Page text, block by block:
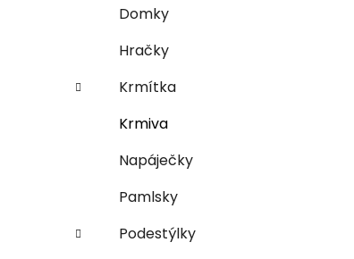
e
Domky
Hračky
Krmítka
Krmiva
Napáječky
Pamlsky
Podestýlky